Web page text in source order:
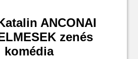
ANCONAI
zenés
komédia